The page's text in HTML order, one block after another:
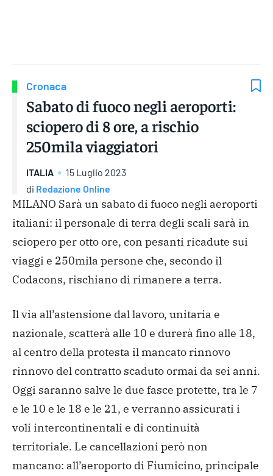
Cronaca
Sabato di fuoco negli aeroporti:
sciopero di 8 ore, a rischio
250mila viaggiatori
ITALIA
15 Luglio 2023
di Redazione Online
MILANO Sarà un sabato di fuoco negli aeroporti
italiani: il personale di terra degli scali sarà in
sciopero per otto ore, con pesanti ricadute sui
viaggi e 250mila persone che, secondo il
Codacons, rischiano di rimanere a terra.
Il via all’astensione dal lavoro, unitaria e
nazionale, scatterà alle 10 e durerà fino alle 18,
al centro della protesta il mancato rinnovo
rinnovo del contratto scaduto ormai da sei anni.
Oggi saranno salve le due fasce protette, tra le 7
e le 10 e le 18 e le 21, e verranno assicurati i
voli intercontinentali e di continuità
territoriale. Le cancellazioni però non
mancano: all’aeroporto di Fiumicino, principale